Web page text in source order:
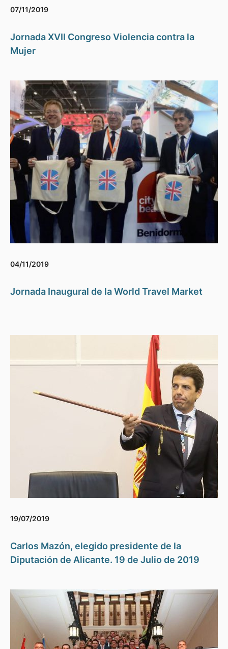
07/11/2019
Jornada XVII Congreso Violencia contra la
Mujer
04/11/2019
Jornada Inaugural de la World Travel Market
19/07/2019
Carlos Mazón, elegido presidente de la
Diputación de Alicante. 19 de Julio de 2019